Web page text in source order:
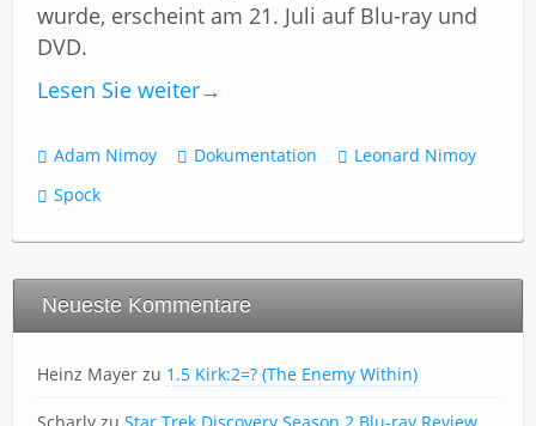
wurde, erscheint am 21. Juli auf Blu-ray und
DVD.
Lesen Sie weiter→
Adam Nimoy Dokumentation
Leonard Nimoy
Spock
Neueste Kommentare
Heinz Mayer zu 1.5 Kirk:2=? (The Enemy Within)